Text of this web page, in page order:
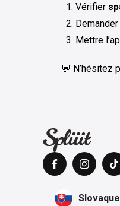
Vérifier
Mettre
💬 N’hésitez
Slovaque